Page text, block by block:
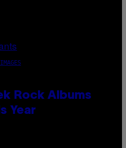
Rock Albums
Year